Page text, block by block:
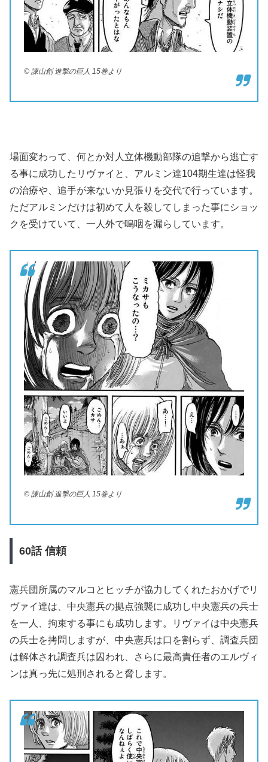
© 諫山創 進撃の巨人 15巻より
場面変わって、何とか対人立体機動部隊の追撃から逃亡す
る事に成功したリヴァイと、アルミン達104期生達は怪我
の治療や、追手が来ないか見張りを交代で行っています。
ただアルミンだけは初めて人を殺してしまった事にショッ
クを受けていて、一人外で嗚咽を漏らしています。
© 諫山創 進撃の巨人 15巻より
60話 信頼
憲兵団所属のマルコとヒッチが協力してくれたおかげでリ
ヴァイ達は、中央憲兵の拠点強襲に成功し中央憲兵の兵士
を一人、拘束する事にも成功します。リヴァイは中央憲兵
の兵士を拷問しますが、中央憲兵は口を割らず、調査兵団
は解体され調査兵は囚われ、さらに最高責任者のエルヴィ
ンは真っ先に処刑されると脅します。